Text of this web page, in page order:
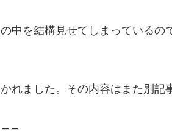
中を結構見せてしまっているの
れました。その内容はまた別記
– –